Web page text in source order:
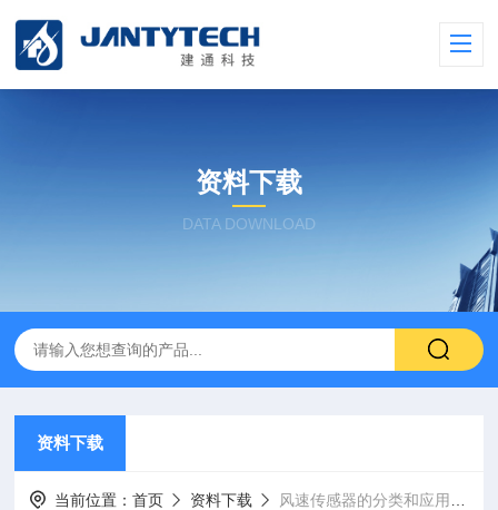
资料下载
DATA DOWNLOAD
资料下载
当前位置：首页 资料下载 风速传感器的分类和应用场景